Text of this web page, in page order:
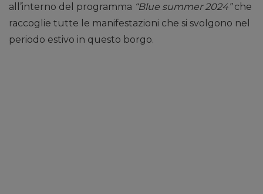
all’interno del programma “Blue summer 2024”che
raccoglie tutte le manifestazioni che si svolgono nel
periodo estivo in questo borgo.